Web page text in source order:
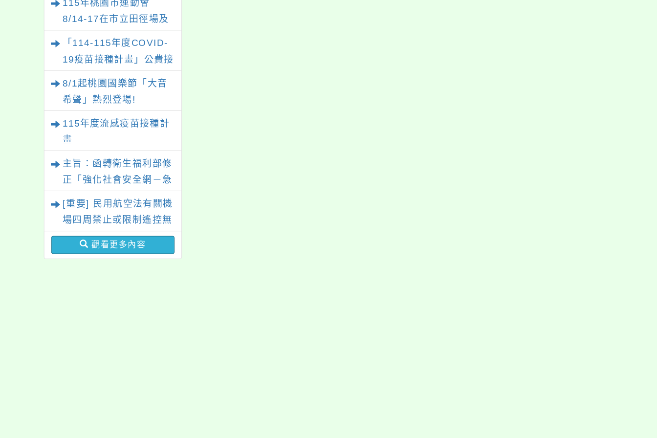
115年桃園市運動會
8/14-17在市立田徑場及
游泳池舉行。
「114-115年度COVID-
19疫苗接種計畫」公費接
日止
8/1起桃園國樂節「大音
希聲」熱烈登場!
115年度流感疫苗接種計
畫
主旨：函轉衛生福利部修
正「強化社會安全網－急
請參考運用，請查照。
[重要] 民用航空法有關機
場四周禁止或限制遙控無
人機飛航活動規定
觀看更多內容